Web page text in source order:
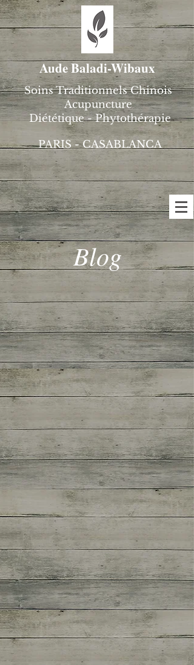
Aude Baladi-Wibaux
Soins Traditionnels Chinois
Acupuncture
Diététique - Phytothérapie
PARIS - CASABLANCA
Blog